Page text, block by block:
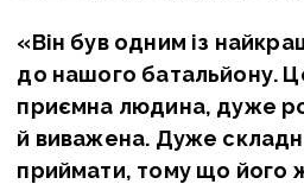
«Він був одним із
до нашого батальйону.
приємна людина, дуже
й виважена. Дуже
приймати, тому що його